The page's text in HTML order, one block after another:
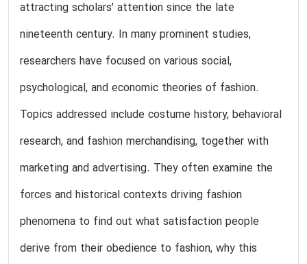
attracting scholars’ attention since the late
nineteenth century. In many prominent studies,
researchers have focused on various social,
psychological, and economic theories of fashion.
Topics addressed include costume history, behavioral
research, and fashion merchandising, together with
marketing and advertising. They often examine the
forces and historical contexts driving fashion
phenomena to find out what satisfaction people
derive from their obedience to fashion, why this